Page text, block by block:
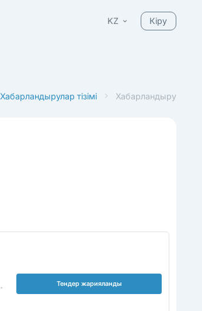
KZ Кіру
Хабарландырулар тізімі Хабарландыру
Тендер жарияланды